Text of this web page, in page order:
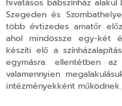
hivatásos bábszínház
Szegeden és
több évtizedes amatőr
ahol mindössze egy-két
készíti elő a
egymásra: ellentétben
valamennyien
intézményekként működnek.